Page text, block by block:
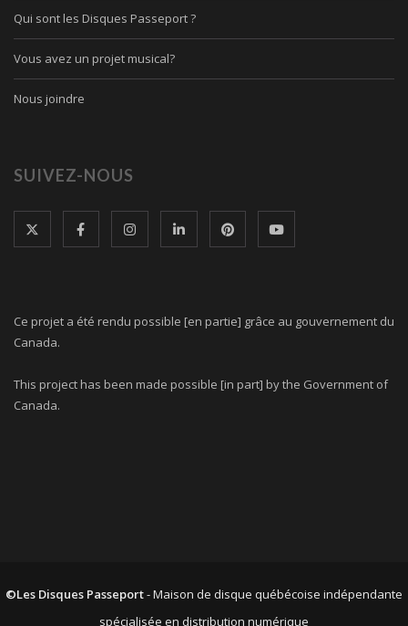
Qui sont les Disques Passeport ?
Vous avez un projet musical?
Nous joindre
SUIVEZ-NOUS
Ce projet a été rendu possible [en partie] grâce au gouvernement du
Canada.
This project has been made possible [in part] by the Government of
Canada.
©Les Disques Passeport- Maison de disque québécoise indépendante
spécialisée en distribution numérique